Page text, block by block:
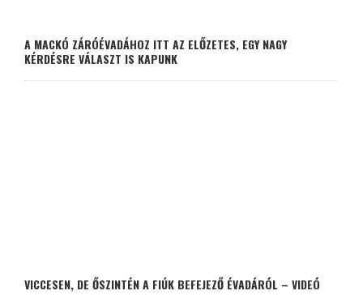
A MACKÓ ZÁRÓÉVADÁHOZ ITT AZ ELŐZETES, EGY NAGY
KÉRDÉSRE VÁLASZT IS KAPUNK
VICCESEN, DE ŐSZINTÉN A FIÚK BEFEJEZŐ ÉVADÁRÓL – VIDEÓ